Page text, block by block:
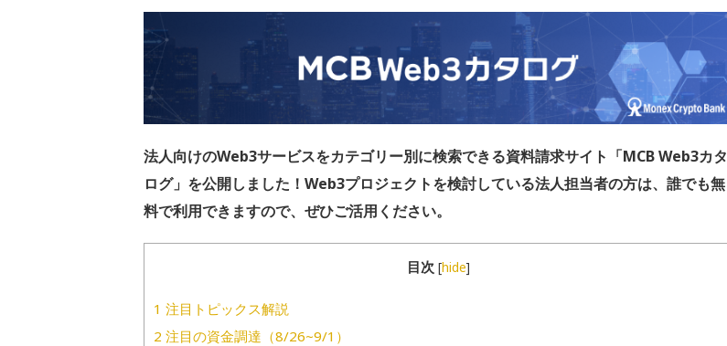
法人向けのWeb3サービスをカテゴリー別に検索できる資料請求サイト「MCB Web3カタ
ログ」を公開しました！Web3プロジェクトを検討している法人担当者の方は、誰でも無
料で利用できますので、ぜひご活用ください。
目次 [hide]
1 注目トピックス解説
2 注目の資金調達（8/26~9/1）